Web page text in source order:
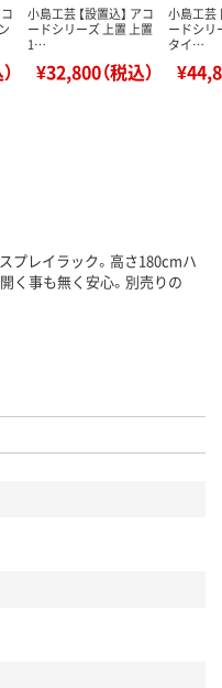
小島工芸 【設置込】 アコ
ードシリーズ 上置 上置
1…
¥32,800（税込）
小島工芸
ードシリ
タイ…
プレイラック。高さ180cmハ
く事も無く安心。別売りの